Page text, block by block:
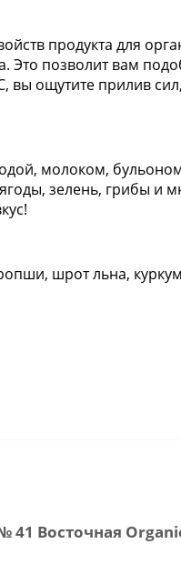
продукта для
Это позволит вам
вы ощутите прилив
молоком,
зелень, грибы и
шрот льна,
Восточная